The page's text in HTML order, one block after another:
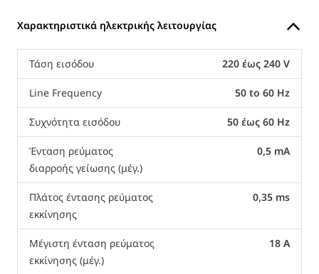
Χαρακτηριστικά ηλεκτρικής λειτουργίας
Τάση εισόδου 220 έως 240 V
Line Frequency 50 to 60 Hz
Συχνότητα εισόδου 50 έως 60 Hz
Ένταση ρεύματος
διαρροής γείωσης (μέγ.)
0,5 mA
Πλάτος έντασης ρεύματος
εκκίνησης
0,35 ms
Μέγιστη ένταση ρεύματος
εκκίνησης (μέγ.)
18 A